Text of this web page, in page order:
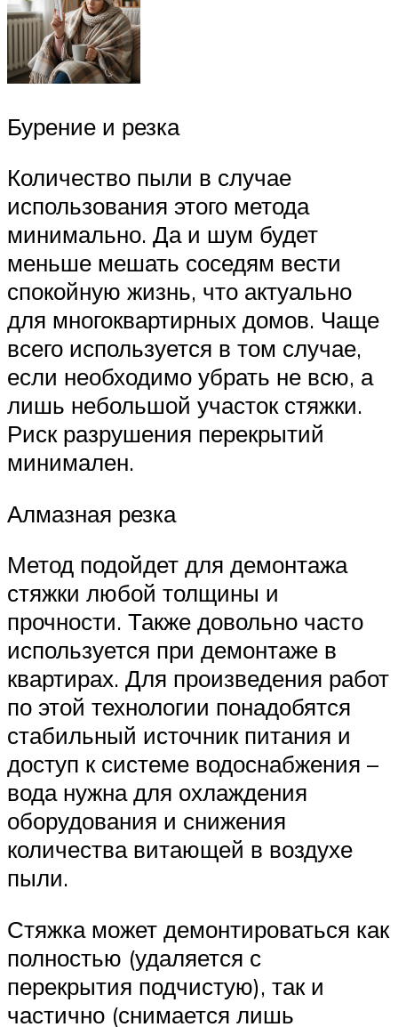
Бурение и резка
Количество пыли в случае
использования этого метода
минимально. Да и шум будет
меньше мешать соседям вести
спокойную жизнь, что актуально
для многоквартирных домов. Чаще
всего используется в том случае,
если необходимо убрать не всю, а
лишь небольшой участок стяжки.
Риск разрушения перекрытий
минимален.
Алмазная резка
Метод подойдет для демонтажа
стяжки любой толщины и
прочности. Также довольно часто
используется при демонтаже в
квартирах. Для произведения работ
по этой технологии понадобятся
стабильный источник питания и
доступ к системе водоснабжения –
вода нужна для охлаждения
оборудования и снижения
количества витающей в воздухе
пыли.
Стяжка может демонтироваться как
полностью (удаляется с
перекрытия подчистую), так и
частично (снимается лишь